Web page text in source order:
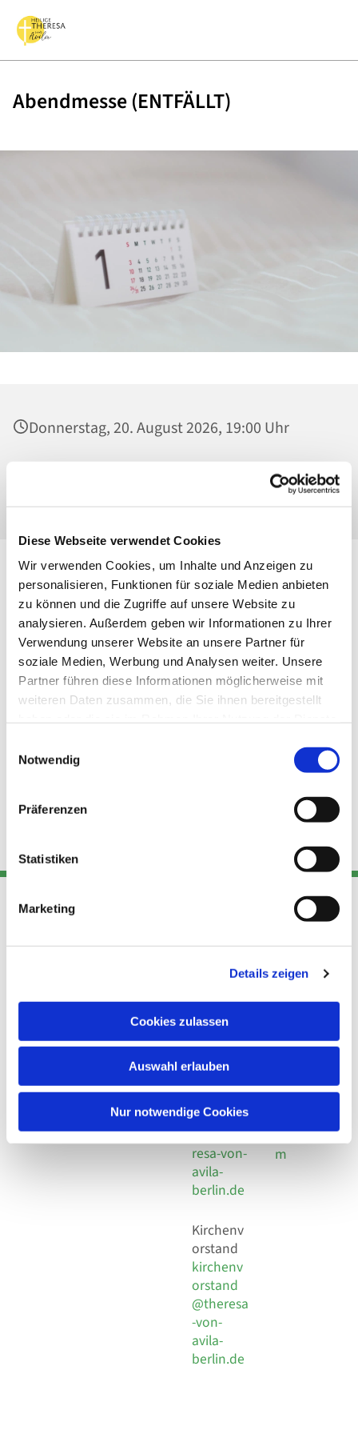
Diese Webseite verwendet Cookies
Wir verwenden Cookies, um Inhalte und Anzeigen zu
personalisieren, Funktionen für soziale Medien anbieten
zu können und die Zugriffe auf unsere Website zu
analysieren. Außerdem geben wir Informationen zu Ihrer
Verwendung unserer Website an unsere Partner für
soziale Medien, Werbung und Analysen weiter. Unsere
Partner führen diese Informationen möglicherweise mit
weiteren Daten zusammen, die Sie ihnen bereitgestellt
Notwendig
Präferenzen
Statistiken
Marketing
Details zeigen
Cookies zulassen
Auswahl erlauben
Nur notwendige Cookies
Abendmesse (ENTFÄLLT)
Donnerstag, 20. August 2026, 19:00 Uhr
St. Maria Magdalena, Kirche, Platanenstraße
Adresse
Kirchengemeinde Pfarrei
Hl. Theresa von Avila Berlin
Leitender Pfarrer - Norbert
Behaimstr. 39
Kont
Telefon
+49 30
924 64 28
Fax +49
30 924 54
18
E-Mail
info@the
resa-von-
avila-
berlin.de
Kirchenv
orstand
kirchenv
orstand
@theresa
-von-
avila-
berlin.de
Links
Datensch
utz
Social
Impressu
m